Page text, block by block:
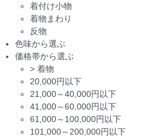
着付け小物
着物まわり
反物
色味から選ぶ
価格帯から選ぶ
> 着物
20,000円以下
21,000～40,000円以下
41,000～60,000円以下
61,000～100,000円以下
101,000～200,000円以下